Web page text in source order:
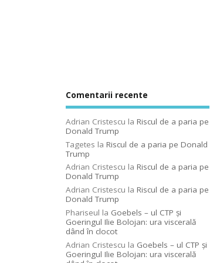
Comentarii recente
Adrian Cristescu la Riscul de a paria pe
Donald Trump
Tagetes la Riscul de a paria pe Donald
Trump
Adrian Cristescu la Riscul de a paria pe
Donald Trump
Adrian Cristescu la Riscul de a paria pe
Donald Trump
Phariseul la Goebels – ul CTP şi
Goeringul Ilie Bolojan: ura viscerală
dând în clocot
Adrian Cristescu la Goebels – ul CTP şi
Goeringul Ilie Bolojan: ura viscerală